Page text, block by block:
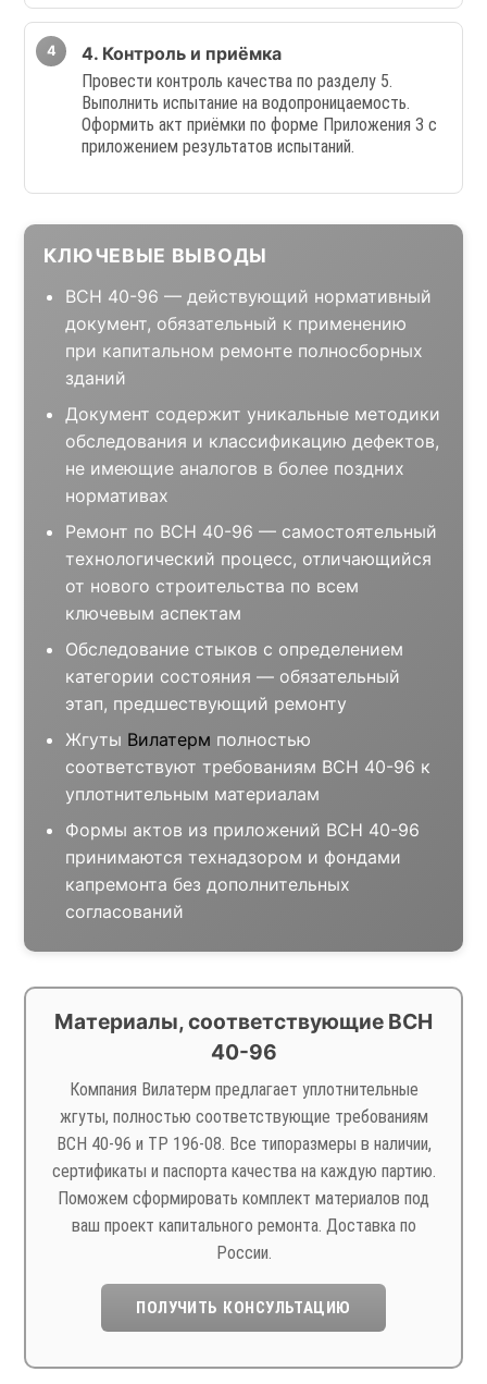
4. Контроль и приёмка
Провести контроль качества по разделу 5.
Выполнить испытание на водопроницаемость.
Оформить акт приёмки по форме Приложения 3 с
приложением результатов испытаний.
КЛЮЧЕВЫЕ ВЫВОДЫ
ВСН 40-96 — действующий нормативный
документ, обязательный к применению
при капитальном ремонте полносборных
зданий
Документ содержит уникальные методики
обследования и классификацию дефектов,
не имеющие аналогов в более поздних
нормативах
Ремонт по ВСН 40-96 — самостоятельный
технологический процесс, отличающийся
от нового строительства по всем
ключевым аспектам
Обследование стыков с определением
категории состояния — обязательный
этап, предшествующий ремонту
Жгуты Вилатерм полностью
соответствуют требованиям ВСН 40-96 к
уплотнительным материалам
Формы актов из приложений ВСН 40-96
принимаются технадзором и фондами
капремонта без дополнительных
согласований
Материалы, соответствующие ВСН
40-96
Компания Вилатерм предлагает уплотнительные
жгуты, полностью соответствующие требованиям
ВСН 40-96 и ТР 196-08. Все типоразмеры в наличии,
сертификаты и паспорта качества на каждую партию.
Поможем сформировать комплект материалов под
ваш проект капитального ремонта. Доставка по
России.
ПОЛУЧИТЬ КОНСУЛЬТАЦИЮ